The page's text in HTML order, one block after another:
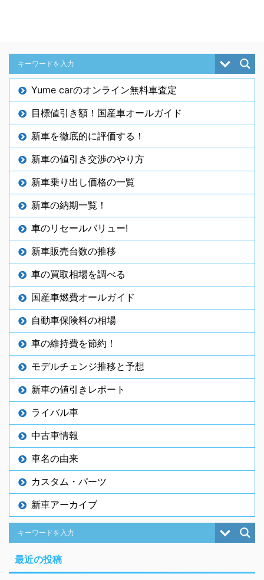
Yume carのオンライン無料車査定
目標値引き額！国産車オールガイド
新車を徹底的に評価する！
新車の値引き交渉のやり方
新車乗り出し価格の一覧
新車の納期一覧！
車のリセールバリュー!
新車販売台数の推移
車の買取相場を調べる
国産車燃費オールガイド
自動車保険料の相場
車の維持費を節約！
モデルチェンジ推移と予想
新車の値引きレポート
ライバル車
中古車情報
車名の由来
カスタム・パーツ
新車アーカイブ
最近の投稿